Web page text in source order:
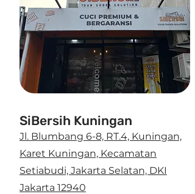
SiBersih Kuningan
Jl. Blumbang 6-8, RT.4, Kuningan,
Karet Kuningan, Kecamatan
Setiabudi, Jakarta Selatan, DKI
Jakarta 12940